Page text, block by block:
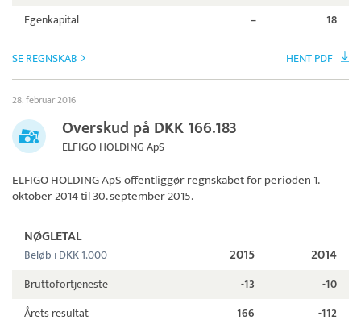
Egenkapital
– 18
SE REGNSKAB HENT PDF
28. februar 2016
Overskud på DKK 166.183
ELFIGO HOLDING ApS
ELFIGO HOLDING ApSoffentliggør regnskabet for perioden 1.
oktober 2014 til 30. september 2015.
NØGLETAL
Beløb i DKK 1.000 2015 2014
Bruttofortjeneste -13
-10
Årets resultat
166
-112